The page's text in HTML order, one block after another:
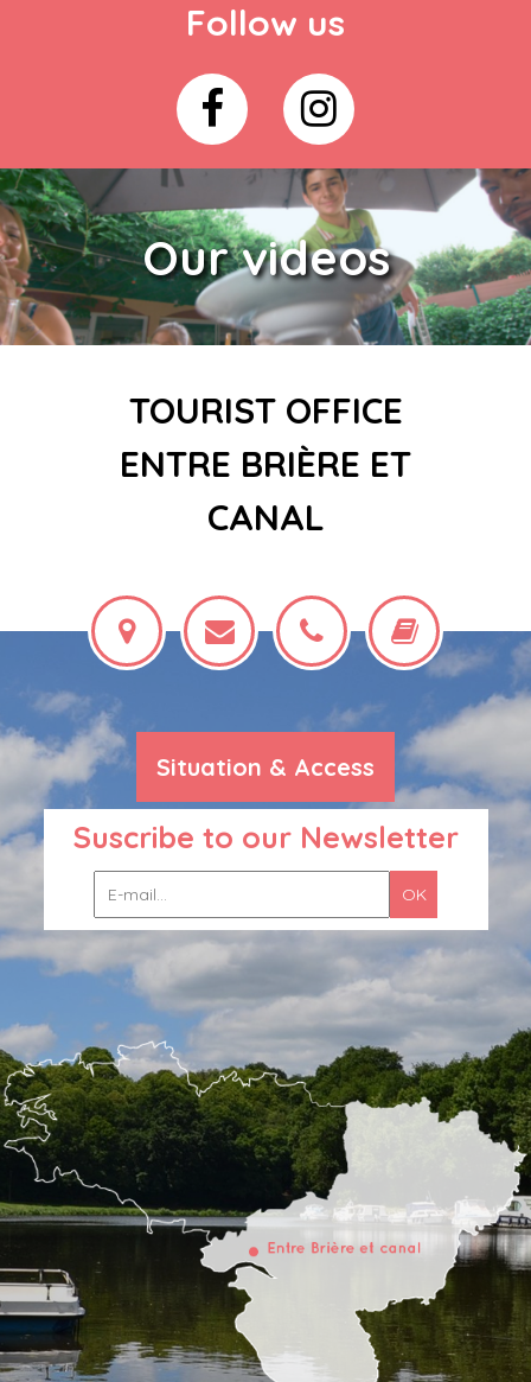
Follow us
Our videos
TOURIST OFFICE
ENTRE BRIÈRE ET
CANAL
Situation & Access
Suscribe to our Newsletter